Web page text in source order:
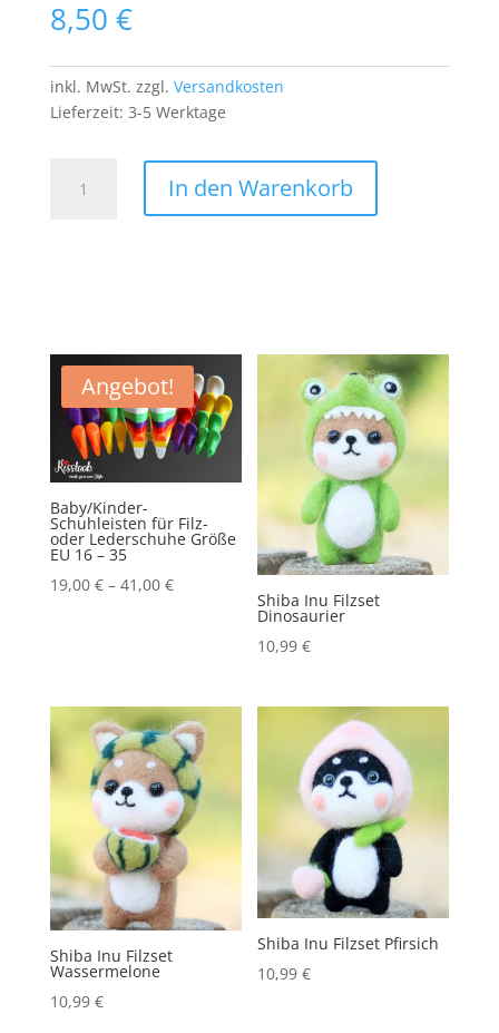
8,50 €
inkl. MwSt. zzgl. Versandkosten
Lieferzeit: 3-5 Werktage
Jacksonville
Football
Team
US
Menge
In den Warenkorb
Angebot!
Baby/Kinder-
Schuhleisten für Filz-
oder Lederschuhe Größe
EU 16 – 35
19,00 €– 41,00 €
Shiba Inu Filzset
Dinosaurier
10,99€
Shiba Inu Filzset
Wassermelone
10,99 €
Shiba Inu Filzset Pfirsich
10,99€